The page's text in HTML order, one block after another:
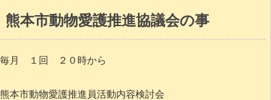
熊本市動物愛護推進協議会の事
毎月 １回 ２０時から
熊本市動物愛護推進員活動内容検討会